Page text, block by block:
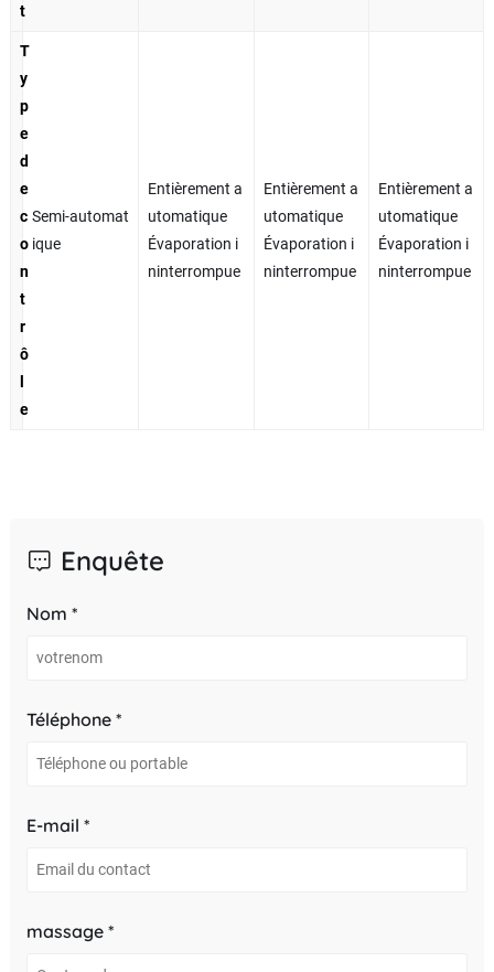
t
T
y
p
e
d
e
c
o
n
t
r
ô
l
e
Semi-automat
ique
Entièrement a
utomatique
Évaporation i
ninterrompue
Entièrement a
utomatique
Évaporation i
ninterrompue
Entièrement a
utomatique
Évaporation i
ninterrompue
Enquête
Nom *
Téléphone *
E-mail *
massage *